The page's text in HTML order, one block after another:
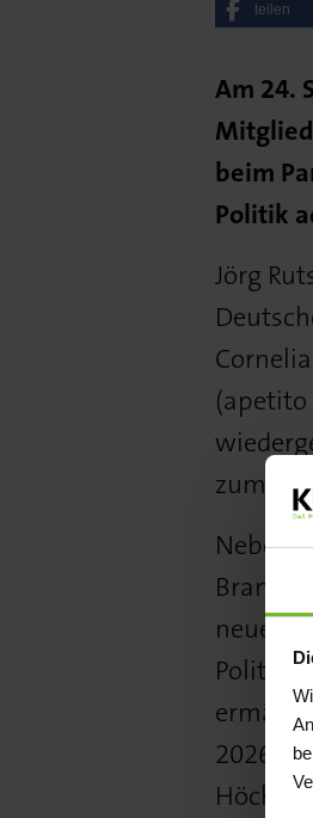
teilen
Am 24.
beim
Politik
Jörg
(apetito
zum
Neben
neue
Politik.
2026.